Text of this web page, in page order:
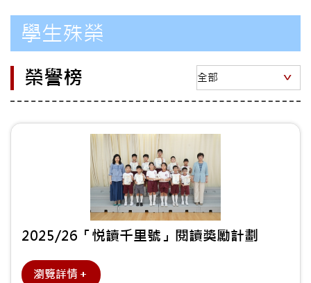
學生殊榮
榮譽榜
2025/26「悦讀千里號」閱讀獎勵計劃
瀏覽詳情＋